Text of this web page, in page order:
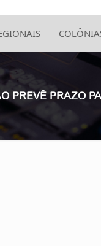
PREVÊ PRAZO